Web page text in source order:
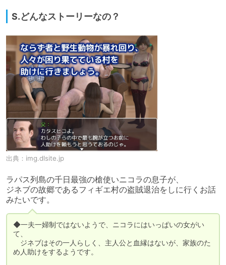
S.どんなストーリーなの？
出典： img.dlsite.jp
ラパス列島の千日最強の槍使いニコラの息子が、
ジネブの故郷であるフィギエ村の盗賊退治をしに行くお話
みたいです。
◆一夫一婦制ではないようで、ニコラにはいっぱいの女がい
て、
ジネブはその一人らしく、主人公と血縁はないが、家族のた
め人助けをするようです。